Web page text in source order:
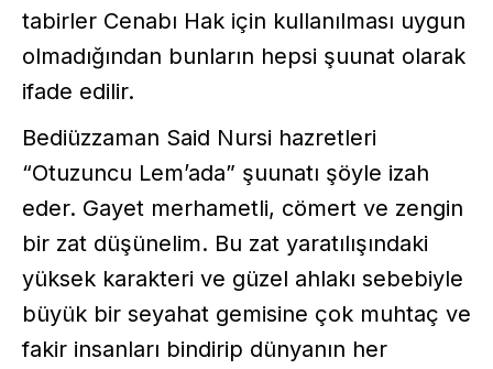
tabirler Cenabı Hak için kullanılması uygun
olmadığından bunların hepsi şuunat olarak
ifade edilir.
Bediüzzaman Said Nursi hazretleri
“Otuzuncu Lem’ada” şuunatı şöyle izah
eder. Gayet merhametli, cömert ve zengin
bir zat düşünelim. Bu zat yaratılışındaki
yüksek karakteri ve güzel ahlakı sebebiyle
büyük bir seyahat gemisine çok muhtaç ve
fakir insanları bindirip dünyanın her